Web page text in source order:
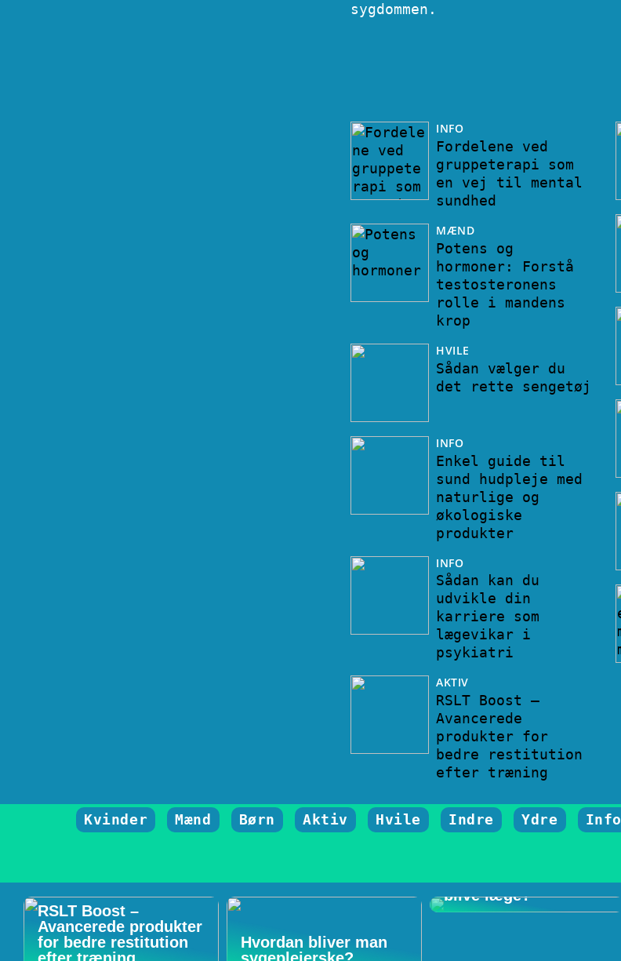
sygdommen.
INFO
Fordelene ved
gruppeterapi som
en vej til mental
sundhed
MÆND
Potens og
hormoner: Forstå
testosteronens
rolle i mandens
krop
HVILE
Sådan vælger du
det rette sengetøj
INFO
Enkel guide til
sund hudpleje med
naturlige og
økologiske
produkter
INFO
Sådan kan du
udvikle din
karriere som
lægevikar i
psykiatri
AKTIV
RSLT Boost –
Avancerede
produkter for
bedre restitution
efter træning
Kvinder Mænd Børn Aktiv Hvile Indre Ydre Info
RSLT Boost –
Avancerede produkter
for bedre restitution
Hvordan bliver man
Hvad kræver det at
blive læge?